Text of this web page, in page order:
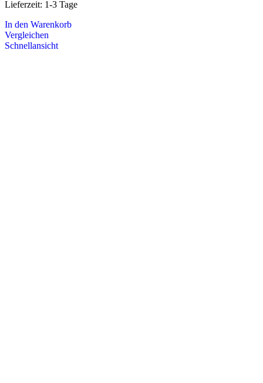
Lieferzeit: 1-3 Tage
In den Warenkorb
Vergleichen
Schnellansicht